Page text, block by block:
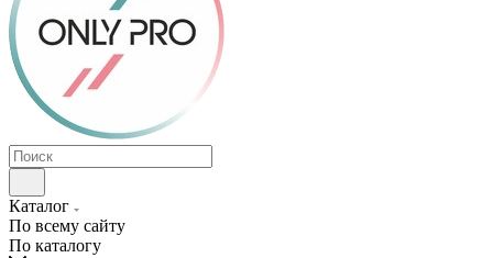
Каталог
По всему сайту
По каталогу